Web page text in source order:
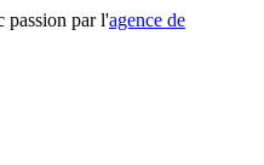
passion par l'agence de